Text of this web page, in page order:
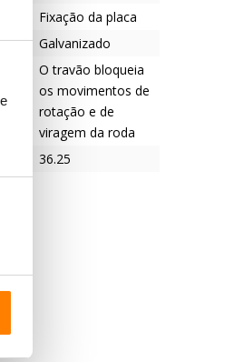
Fixação da placa
Galvanizado
O travão bloqueia
os movimentos de
rotação e de
viragem da roda
36.25